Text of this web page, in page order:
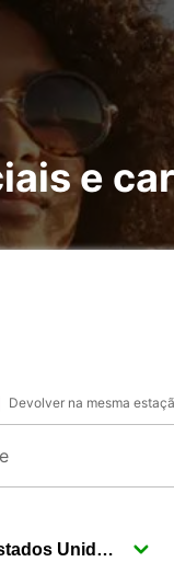
e
Devolver na mesma